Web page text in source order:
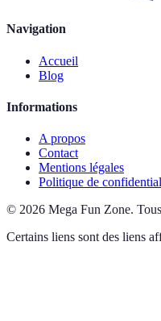
Navigation
Accueil
Blog
Informations
A propos
Contact
Mentions légales
Politique de
© 2026 Mega Fun Zone.
Certains liens sont des liens